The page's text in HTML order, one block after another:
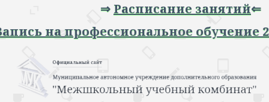
Расписание занятий⇐
на профессиональное обучение